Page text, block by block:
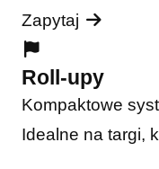
Zapytaj
Roll-upy
Kompaktowe
Idealne na targi,